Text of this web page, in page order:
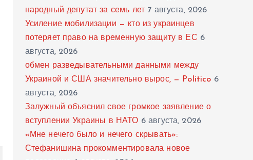
народный депутат за семь лет 7 августа, 2026
Усиление мобилизации — кто из украинцев
потеряет право на временную защиту в ЕС 6
августа, 2026
обмен разведывательными данными между
Украиной и США значительно вырос, — Politico 6
августа, 2026
Залужный объяснил свое громкое заявление о
вступлении Украины в НАТО 6 августа, 2026
«Мне нечего было и нечего скрывать»:
Стефанишина прокомментировала новое